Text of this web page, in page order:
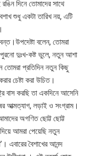
দিনে তোমাদের সাথে
শুধু একটা তারিখ নয়, এটি
বলেন, তোমরা
দুঃখ-কষ্ট ভুলে, নতুন আশা
তোমরা প্রতিদিন নতুন কিছু
চেষ্টা করা উচিত।
বাস করছি তা একদিনে আসেনি
আত্মত্যাগ, লড়াই ও সংগ্রাম।
অগণিত ছোট্ট ছোট্ট
আমরা পেয়েছি নতুন
এবারের বৈশাখের আনন্দ